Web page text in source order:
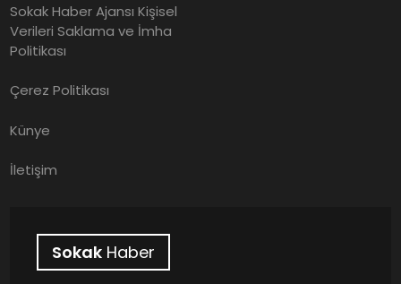
Sokak Haber Ajansı Kişisel
Verileri Saklama ve İmha
Politikası
Çerez Politikası
Künye
İletişim
Sokak Haber